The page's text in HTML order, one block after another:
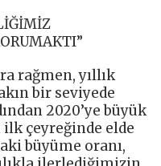
rağmen, yıllık
bir seviyede
2020’ye büyük
ilk çeyreğinde elde
büyüme oranı,